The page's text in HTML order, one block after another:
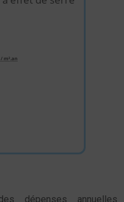
m².an
dépenses annuelles